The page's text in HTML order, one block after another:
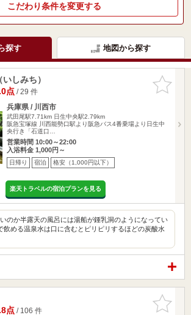
こだわり条件を変更する
探す 地図から探す
お気に入
りに追加
しみち）
点/ 29 件
兵庫県 / 川西市
武田尾駅7.71km 日生中央駅2.79km
阪急宝塚線 川西能勢口駅より阪急バス4番乗場より日生中
央行き「石道口…
営業時間 10:00～22:00
入浴料金 1,000円～
日帰り 宿泊 格安（1,000円以下）
楽天トラベルの宿泊プランを見る
のか半露天の風呂には湯船が鍾乳洞のようになってい
飲める温泉水は口に含むとピリピリするほどの炭酸水
お気に入
りに追加
点/ 106 件